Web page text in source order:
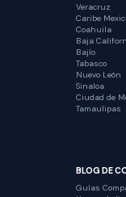
Veracruz
Caribe
Coahuila
Baja
Bajío
Tabasco
Nuevo León
Sinaloa
Ciudad de
Tamaulipas
BLOG DE
Guías